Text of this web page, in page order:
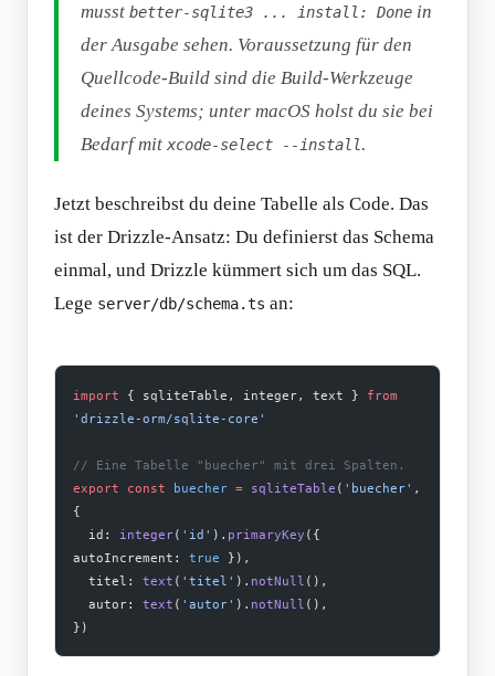
musst better-sqlite3 ... install: Done in
der Ausgabe sehen. Voraussetzung für den
Quellcode-Build sind die Build-Werkzeuge
deines Systems; unter macOS holst du sie bei
Bedarf mit xcode-select --install.
Jetzt beschreibst du deine Tabelle als Code. Das
ist der Drizzle-Ansatz: Du definierst das Schema
einmal, und Drizzle kümmert sich um das SQL.
Lege server/db/schema.ts an:
import { sqliteTable, integer, text } from
'drizzle-orm/sqlite-core'
// Eine Tabelle "buecher" mit drei Spalten.
export const buecher = sqliteTable ( 'buecher' ,
{
  id:
integer( 'id' ). primaryKey ({
autoIncrement: true }),
  titel:
text ( 'titel' ). notNull (),
  autor:
text ( 'autor' ). notNull (),
})